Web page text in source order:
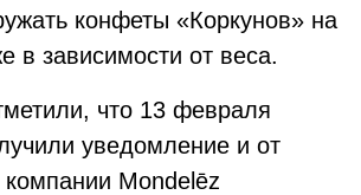
конфеты «Коркунов» на
в зависимости от веса.
что 13 февраля
уведомление и от
Mondelēz